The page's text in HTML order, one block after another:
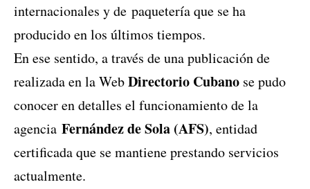
internacionales y de paquetería que se ha
producido en los últimos tiempos.
En ese sentido, a través de una publicación de
realizada en la WebDirectorio Cubano se pudo
conocer en detalles el funcionamiento de la
agencia Fernández de Sola (AFS), entidad
certificada que se mantiene prestando servicios
actualmente.